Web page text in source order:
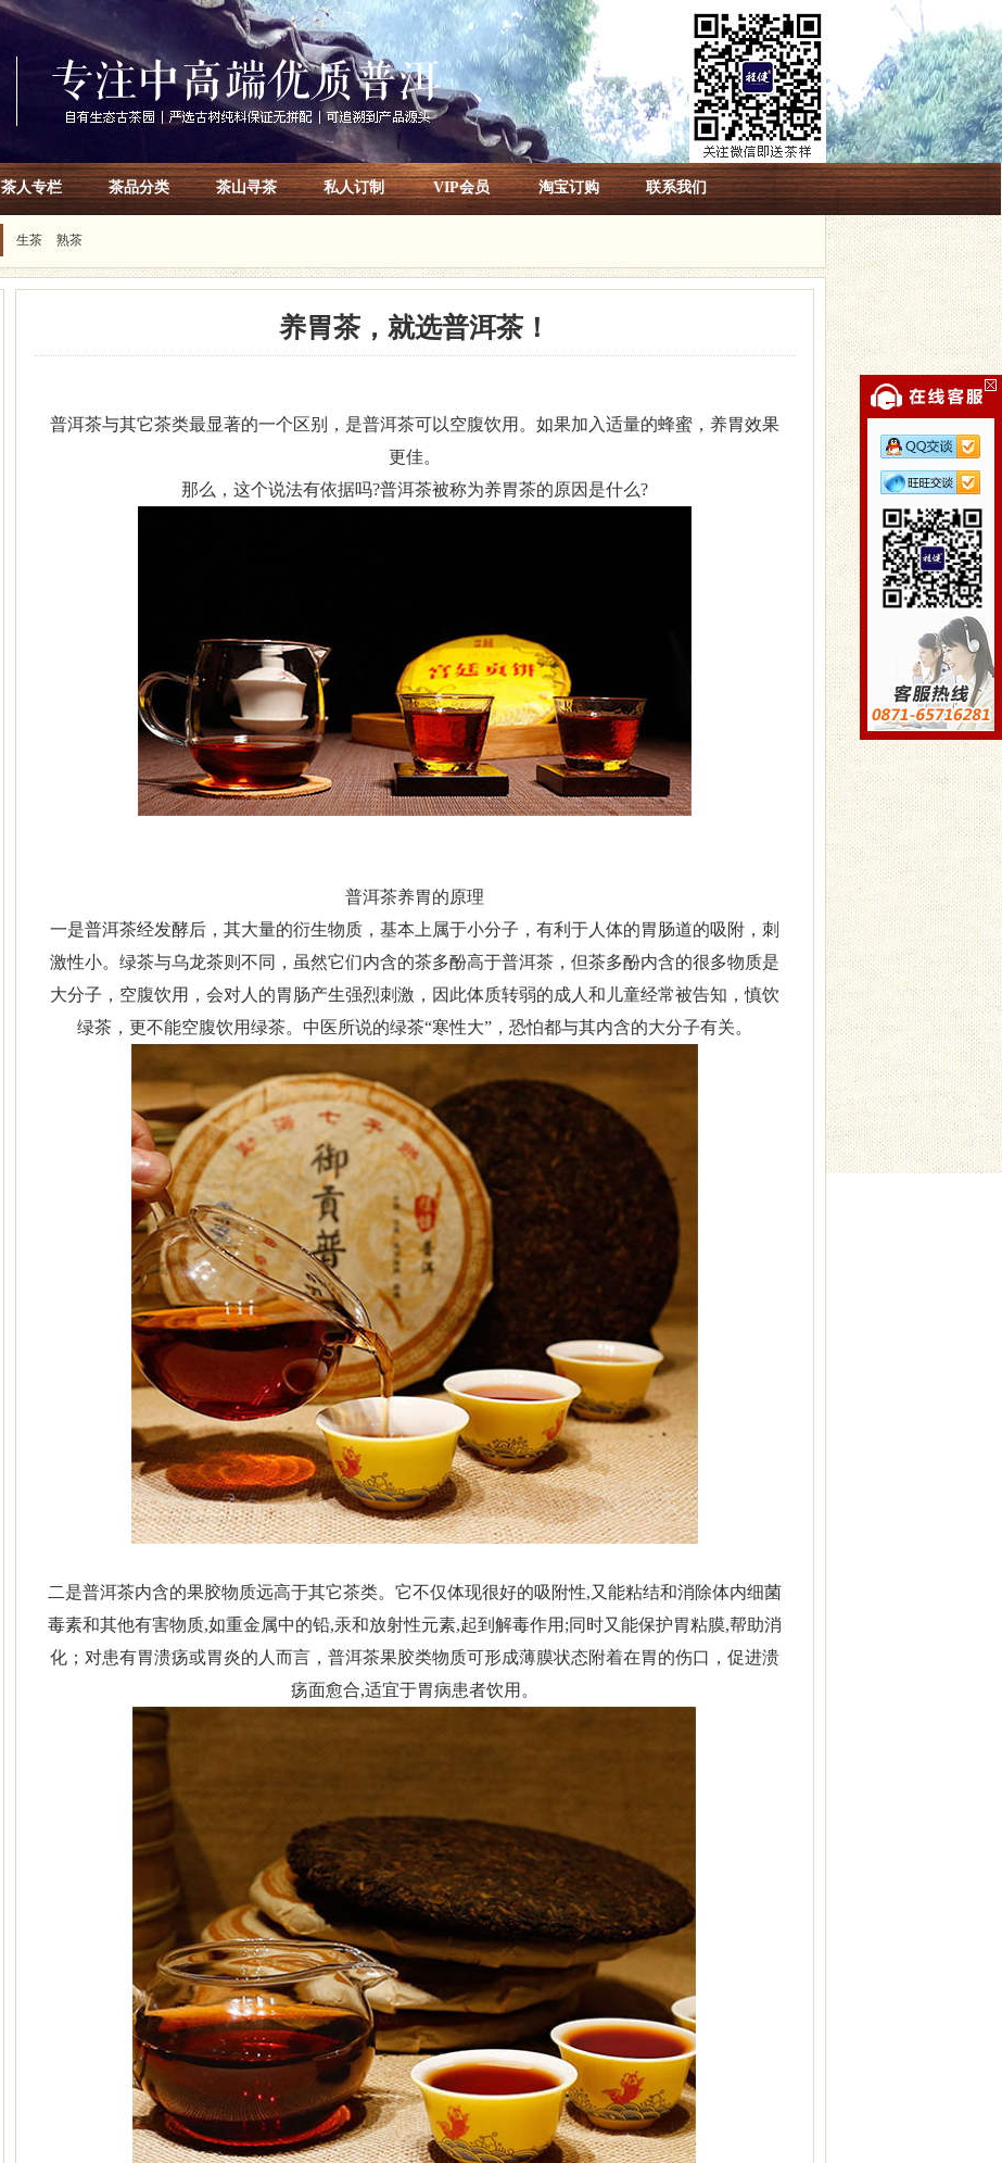
茶人专栏 茶品分类 茶山寻茶 私人订制 VIP会员 淘宝订购 联系我们
生茶 熟茶
养胃茶，就选普洱茶！
普洱茶与其它茶类最显著的一个区别，是普洱茶可以空腹饮用。如果加入适量的蜂蜜，养胃效果
更佳。
那么，这个说法有依据吗?普洱茶被称为养胃茶的原因是什么?
普洱茶养胃的原理
一是普洱茶经发酵后，其大量的衍生物质，基本上属于小分子，有利于人体的胃肠道的吸附，刺
激性小。绿茶与乌龙茶则不同，虽然它们内含的茶多酚高于普洱茶，但茶多酚内含的很多物质是
大分子，空腹饮用，会对人的胃肠产生强烈刺激，因此体质转弱的成人和儿童经常被告知，慎饮
绿茶，更不能空腹饮用绿茶。中医所说的绿茶“寒性大”，恐怕都与其内含的大分子有关。
二是普洱茶内含的果胶物质远高于其它茶类。它不仅体现很好的吸附性,又能粘结和消除体内细菌
毒素和其他有害物质,如重金属中的铅,汞和放射性元素,起到解毒作用;同时又能保护胃粘膜,帮助消
化；对患有胃溃疡或胃炎的人而言，普洱茶果胶类物质可形成薄膜状态附着在胃的伤口，促进溃
疡面愈合,适宜于胃病患者饮用。